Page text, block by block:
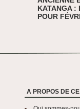
KATANGA :
POUR
A PROPOS DE